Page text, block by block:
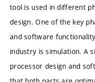
tool is used in different
design. One of the key
and software
industry is simulation. A
processor design and